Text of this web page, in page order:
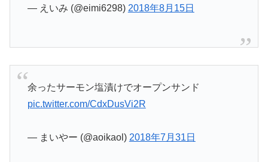
— えいみ (@eimi6298) 2018年8月15日
余ったサーモン塩漬けでオープンサンド
pic.twitter.com/CdxDusVi2R
— まいやー (@aoikaol) 2018年7月31日